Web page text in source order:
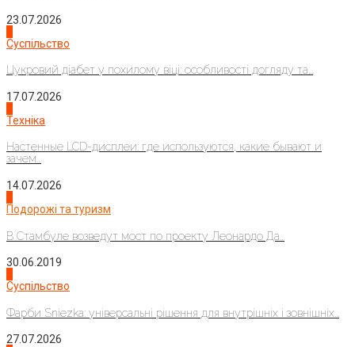
23.07.2026
Суспільство
Цукровий діабет у похилому віці: особливості догляду та...
17.07.2026
Техніка
Настенные LCD-дисплеи: где используются, какие бывают и
зачем...
14.07.2026
Подорожі та туризм
В Стамбуле возведут мост по проекту Леонардо Да...
30.06.2019
Суспільство
Фарби Sniezka: універсальні рішення для внутрішніх і зовнішніх...
27.07.2026